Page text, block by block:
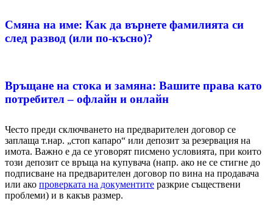
Смяна на име: Как да върнете фамилията си
след развод (или по-късно)?
Връщане на стока и замяна: Вашите права като
потребител – офлайн и онлайн
Често преди сключването на предварителен договор се
заплаща т.нар. „стоп капаро“ или депозит за резервация на
имота. Важно е да се уговорят писмено условията, при които
този депозит се връща на купувача (напр. ако не се стигне до
подписване на предварителен договор по вина на продавача
или ако проверката на документите разкрие съществени
проблеми) и в какъв размер.